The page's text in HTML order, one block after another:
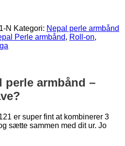
N Kategori: Nepal perle armbånd
Perle armbånd, Roll-on,
perle armbånd –
er super fint at kombinerer 3
sætte sammen med dit ur. Jo